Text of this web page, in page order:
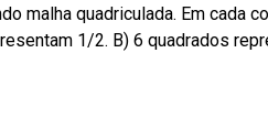
malha quadriculada. Em cada
1/2. B) 6 quadrados